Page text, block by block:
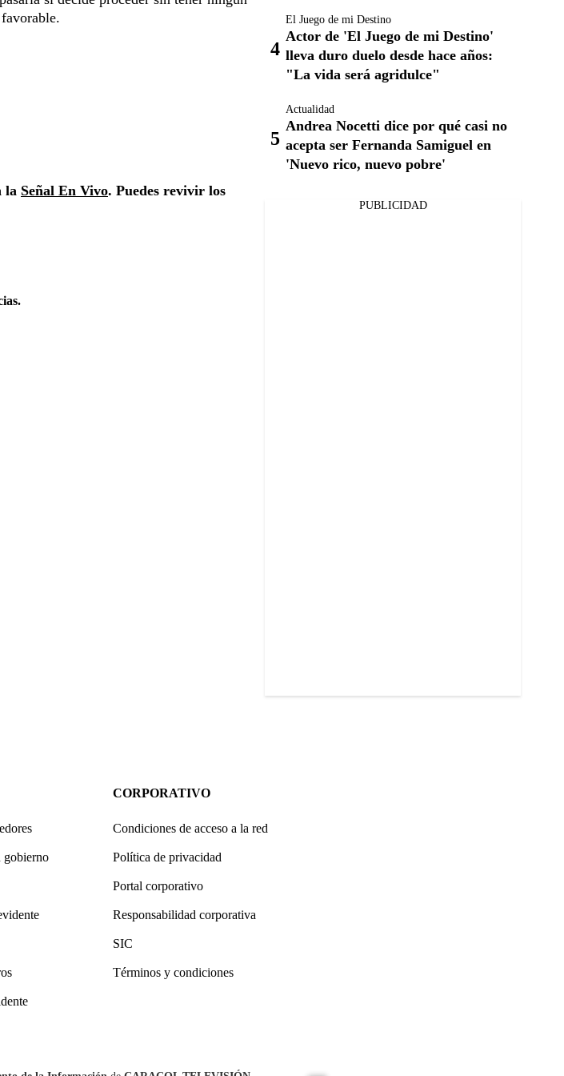
la Señal En Vivo. Puedes revivir los
El Juego de mi Destino
Actor de 'El Juego de mi Destino'
lleva duro duelo desde hace años:
"La vida será agridulce"
Actualidad
Andrea Nocetti dice por qué casi no
acepta ser Fernanda Samiguel en
'Nuevo rico, nuevo pobre'
PUBLICIDAD
gobierno
CORPORATIVO
Condiciones de acceso a la red
Política de privacidad
Portal corporativo
Responsabilidad corporativa
SIC
Términos y condiciones